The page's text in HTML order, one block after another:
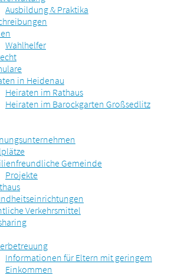
Ausbildung & Praktika
Wahlhelfer
in Heidenau
Heiraten im Rathaus
Heiraten im Barockgarten Großsedlitz
Gemeinde
Projekte
Verkehrsmittel
Informationen für Eltern mit geringem
Einkommen